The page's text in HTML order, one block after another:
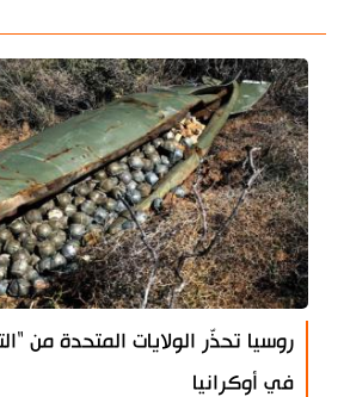
روسيا تحذّر الولايات المتحدة من
في أوكرانيا